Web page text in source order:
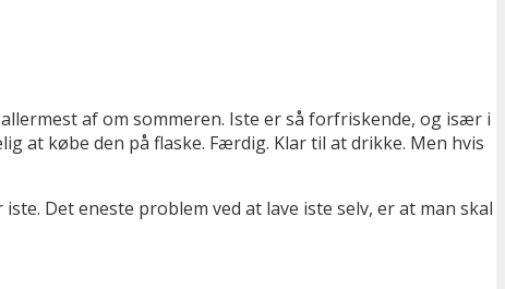
af om sommeren. Iste er så forfriskende, og især i
at købe den på flaske. Færdig. Klar til at drikke. Men hvis
Det eneste problem ved at lave iste selv, er at man skal